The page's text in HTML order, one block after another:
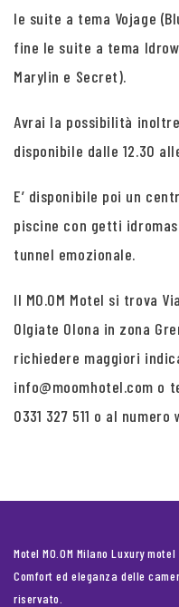
le suite a tema Vojage
fine le suite a tema
Marylin e Secret).
Avrai la possibilità
disponibile dalle 12.30
E’ disponibile poi un
piscine con getti
tunnel emozionale.
Il MO.OM Motel si trova
Olgiate Olona in zona
richiedere maggiori
info@moomhotel.com o
0331 327 511 o al
Motel MO.OM Milano Luxury
Comfort ed eleganza delle
riservato.